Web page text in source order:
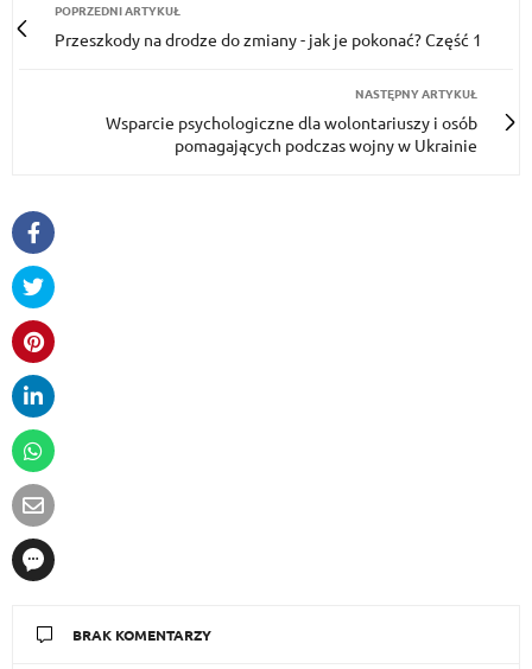
POPRZEDNI ARTYKUŁ
Przeszkody na drodze do zmiany - jak je pokonać? Część 1
NASTĘPNY ARTYKUŁ
Wsparcie psychologiczne dla wolontariuszy i osób
pomagających podczas wojny w Ukrainie
BRAK KOMENTARZY